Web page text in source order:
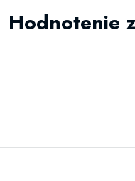
Hodnotenie